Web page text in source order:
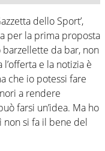
dello Sport’,
per la prima proposta
barzellette da bar, non
e la notizia è
che io potessi fare
a rendere
farsi un’idea. Ma ho
non si fa il bene del